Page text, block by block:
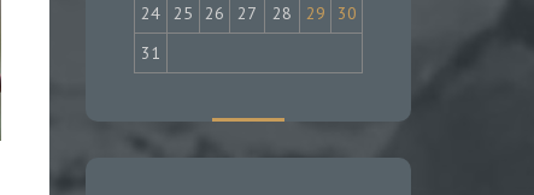
24
25 26 27 28 29
30
31